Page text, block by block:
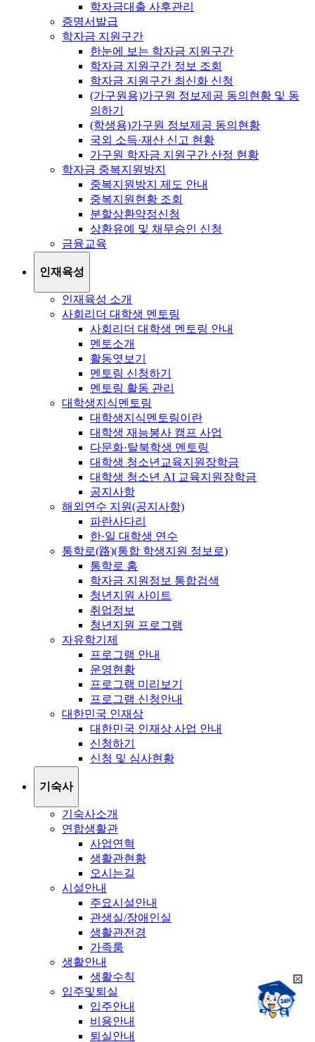
학자금대출 사후관리
증명서발급
학자금 지원구간
한눈에 보는 학자금 지원구간
학자금 지원구간 정보 조회
학자금 지원구간 최신화 신청
(가구원용)가구원 정보제공 동의현황 및 동
의하기
(학생용)가구원 정보제공 동의현황
국외 소득·재산 신고 현황
가구원 학자금 지원구간 산정 현황
학자금 중복지원방지
중복지원방지 제도 안내
중복지원현황 조회
분할상환약정신청
상환유예 및 채무승인 신청
금융교육
인재육성
인재육성 소개
사회리더 대학생 멘토링
사회리더 대학생 멘토링 안내
멘토소개
활동엿보기
멘토링 신청하기
멘토링 활동 관리
대학생지식멘토링
대학생지식멘토링이란
대학생 재능봉사 캠프 사업
다문화·탈북학생 멘토링
대학생 청소년교육지원장학금
대학생 청소년 AI 교육지원장학금
공지사항
해외연수 지원(공지사항)
파란사다리
한·일 대학생 연수
통학로(路)(통합 학생지원 정보로)
통학로 홈
학자금 지원정보 통합검색
청년지원 사이트
취업정보
청년지원 프로그램
자유학기제
프로그램 안내
운영현황
프로그램 미리보기
프로그램 신청안내
대한민국 인재상
대한민국 인재상 사업 안내
신청하기
신청 및 심사현황
기숙사
기숙사소개
연합생활관
사업연혁
생활관현황
오시는길
시설안내
주요시설안내
관생실/장애인실
생활관전경
가족룸
생활안내
생활수칙
입주및퇴실
입주안내
비용안내
퇴실안내
챗봇상담:
24시
채팅상담:
9시~18시
희